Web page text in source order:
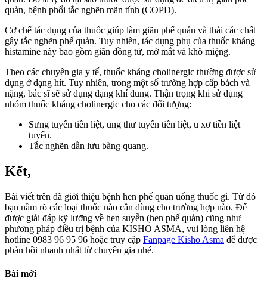
quản, bệnh phổi tắc nghẽn mãn tính (COPD).
Cơ chế tác dụng của thuốc giúp làm giãn phế quản và thải các chất
gây tắc nghẽn phế quản. Tuy nhiên, tác dụng phụ của thuốc kháng
histamine này bao gồm giãn đồng tử, mờ mắt và khô miệng.
Theo các chuyên gia y tế, thuốc kháng cholinergic thường được sử
dụng ở dạng hít. Tuy nhiên, trong một số trường hợp cấp bách và
nặng, bác sĩ sẽ sử dụng dạng khí dung. Thận trọng khi sử dụng
nhóm thuốc kháng cholinergic cho các đối tượng:
Sưng tuyến tiền liệt, ung thư tuyến tiền liệt, u xơ tiền liệt
tuyến.
Tắc nghẽn dẫn lưu bàng quang.
Kết,
Bài viết trên đã giới thiệu bệnh hen phế quản uống thuốc gì. Từ đó
bạn nắm rõ các loại thuốc nào cần dùng cho trường hợp nào. Để
được giải đáp kỹ lưỡng về hen suyễn (hen phế quản) cũng như
phương pháp điều trị bệnh của KISHO ASMA, vui lòng liên hệ
hotline 0983 96 95 96 hoặc truy cập Fanpage Kisho Asma để được
phản hồi nhanh nhất từ chuyên gia nhé.
Bài mới